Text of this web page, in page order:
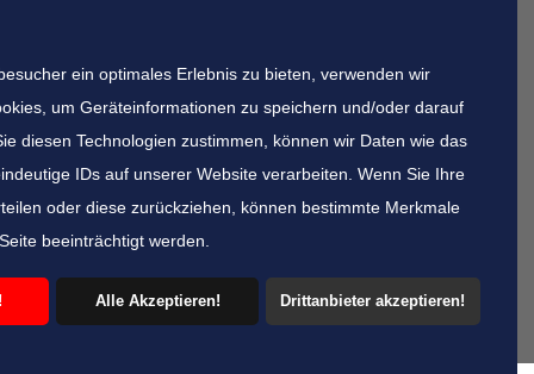
ein optimales Erlebnis zu bieten, verwenden wir
um Geräteinformationen zu speichern und/oder darauf
diesen Technologien zustimmen, können wir Daten wie das
IDs auf unserer Website verarbeiten. Wenn Sie Ihre
oder diese zurückziehen, können bestimmte Merkmale
beeinträchtigt werden.
Alle Akzeptieren! Drittanbieter akzeptieren!